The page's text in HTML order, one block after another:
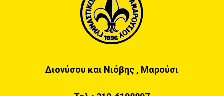
Διονύσου και Νιόβης , Μαρούσι